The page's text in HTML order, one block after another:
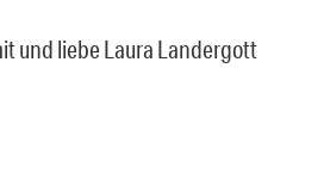
und liebe Laura Landergott